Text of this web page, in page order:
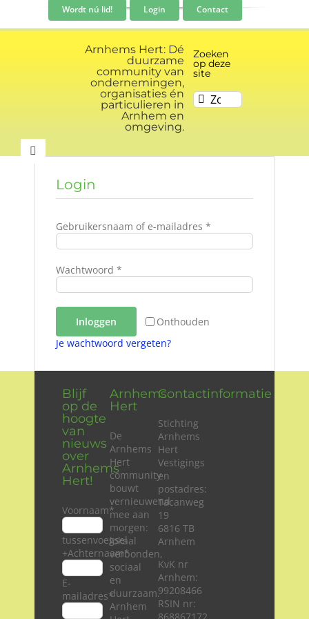
inhoud
Wordt nú lid! Login Contact
Arnhems Hert: Dé
duurzame
community van
ondernemingen,
organisaties én
particulieren in
Arnhem en
omgeving.
Zoeken
op deze
site
Zoeken
naar:
Toggle
Community
Nieuws
Evenementen kalender
Wie zijn wij?
Diensten en produkten
Vacatures
Login
Gebruikersnaam of e-mailadres *
Wachtwoord *
Onthouden
Inloggen
Je wachtwoord vergeten?
Blijf
op de
hoogte
van
nieuws
over
Arnhems
Hert!
Voornaam*
tussenvoegsel
+Achternaam*
E-
mailadres*
Arnhems
Hert
De
Arnhems
Hert
community
bouwt
vernieuwend
mee aan
morgen:
lokaal
verbonden,
sociaal
en
duurzaam.
Arnhem
Contactinformatie
Stichting
Arnhems
Hert
Vestigings
en
postadres:
Tacanweg
19
6816 TB
Arnhem
KvK nr
Arnhem:
99208466
RSIN nr: